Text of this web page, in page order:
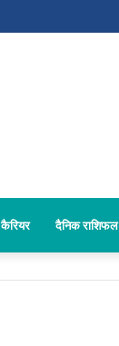
कैरियर दैनिक राशिफल